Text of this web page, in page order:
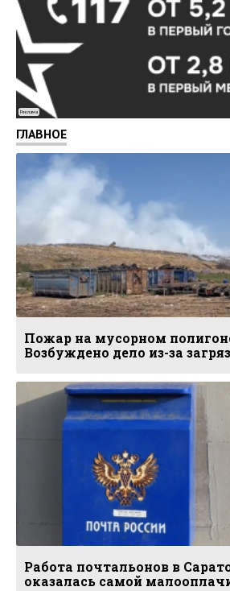
Реклама
ГЛАВНОЕ
Пожар на мусорном
Возбуждено дело из-за
Работа почтальонов в
оказалась самой